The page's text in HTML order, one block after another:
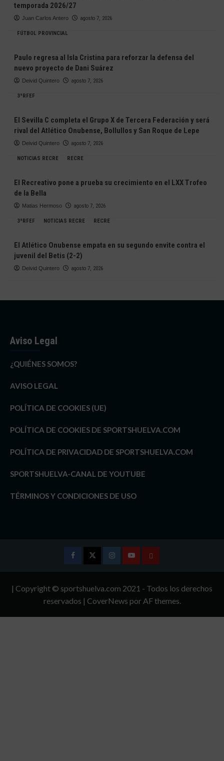
temporada 2026/27
Juan Carlos Antero agosto 7, 2026
FÚTBOL PROVINCIAL
Paulo regresa al Isla Cristina para reforzar la defensa del
nuevo proyecto de Dani Suárez
Deivid Quintero agosto 7, 2026
3ªRFEF
El Sevilla C completa el Grupo X de Tercera Federación y será
rival del Atlético Onubense, Bollullos y San Roque de Lepe
Deivid Quintero agosto 7, 2026
NOTICIAS RECRE RECRE
El Recreativo pone a prueba su crecimiento en el LXX Trofeo
de la Bella
Matias Hermoso agosto 7, 2026
3ªRFEF NOTICIAS RECRE RECRE
El Atlético Onubense empata en su segundo envite contra el
juvenil del Betis (2-2)
Deivid Quintero agosto 7, 2026
Aviso Legal
¿QUIÉNES SOMOS?
AVISO LEGAL
POLÍTICA DE COOKIES (UE)
POLÍTICA DE COOKIES DE SPORTSHUELVA.COM
POLÍTICA DE PRIVACIDAD DE SPORTSHUELVA.COM
SPORTSHUELVA-CANAL DE YOUTUBE
TÉRMINOS Y CONDICIONES DE USO
InstagramYoutubeTÉRMINOS
CONDICIONES
| Copyright © sportshuelva.com 2021 - Todos los derechos
reservados | CoverNews por AF themes.